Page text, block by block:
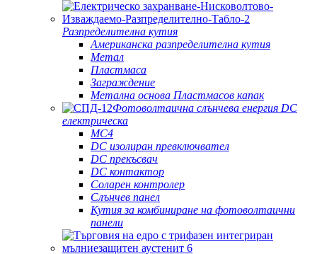
Разпределителна кутия
Американска разпределителна кутия
Метал
Пластмаса
Заграждение
Метална основа Пластмасов капак
Фотоволтаична слънчева енергия DC
електрическа
MC4
DC изолиран превключвател
DC прекъсвач
DC контактор
Соларен контролер
Слънчев панел
Кутия за комбиниране на фотоволтаични
панели